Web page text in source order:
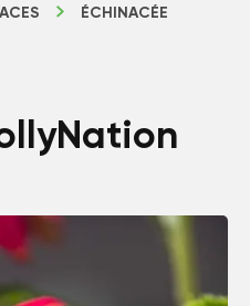
ÉCHINACÉE